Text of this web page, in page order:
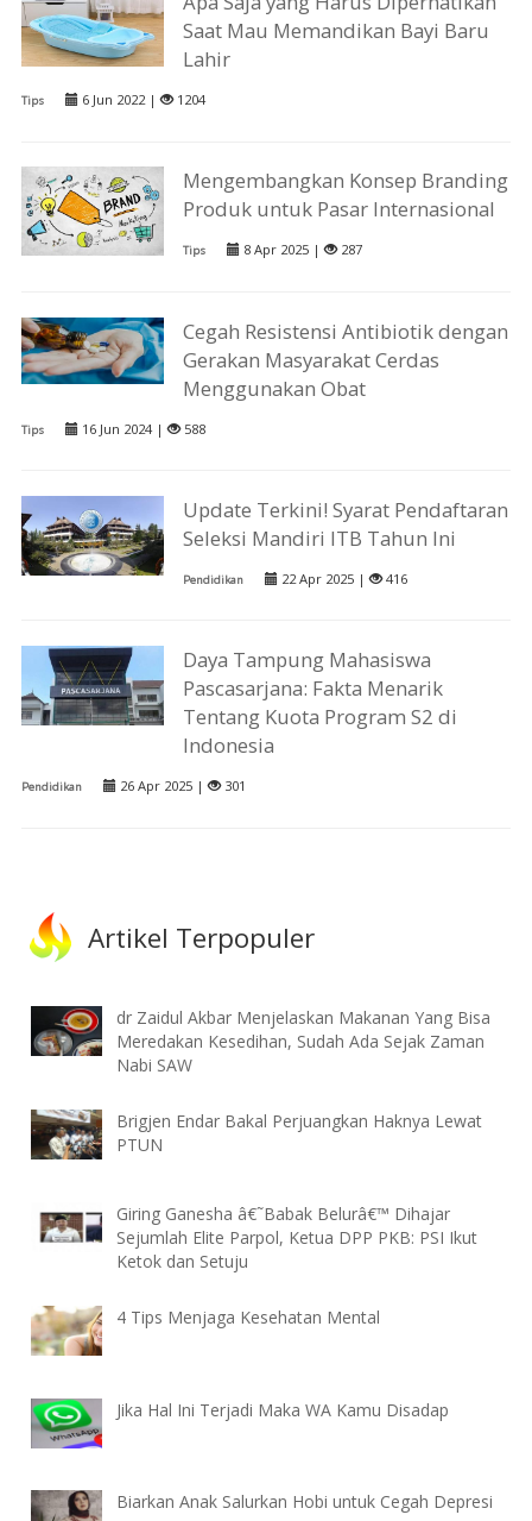
Saat Mau Memandikan Bayi Baru
Lahir
Tips 6 Jun 2022 | 1204
Mengembangkan Konsep Branding
Produk untuk Pasar Internasional
Tips 8 Apr 2025 | 287
Cegah Resistensi Antibiotik dengan
Gerakan Masyarakat Cerdas
Menggunakan Obat
Tips 16 Jun 2024 | 588
Update Terkini! Syarat Pendaftaran
Seleksi Mandiri ITB Tahun Ini
Pendidikan 22 Apr 2025 | 416
Daya Tampung Mahasiswa
Pascasarjana: Fakta Menarik
Tentang Kuota Program S2 di
Indonesia
Pendidikan 26 Apr 2025 | 301
Artikel Terpopuler
dr Zaidul Akbar Menjelaskan Makanan Yang Bisa
Meredakan Kesedihan, Sudah Ada Sejak Zaman
Nabi SAW
Brigjen Endar Bakal Perjuangkan Haknya Lewat
PTUN
Giring Ganesha â€˜Babak Belurâ€™ Dihajar
Sejumlah Elite Parpol, Ketua DPP PKB: PSI Ikut
Ketok dan Setuju
4 Tips Menjaga Kesehatan Mental
Jika Hal Ini Terjadi Maka WA Kamu Disadap
Biarkan Anak Salurkan Hobi untuk Cegah Depresi